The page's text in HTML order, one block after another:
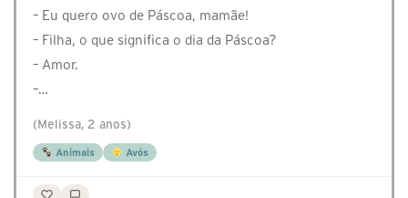
– Eu quero ovo de Páscoa, mamãe!
– Filha, o que significa o dia da Páscoa?
– Amor.
–…
(Melissa, 2 anos)
Animais Avós